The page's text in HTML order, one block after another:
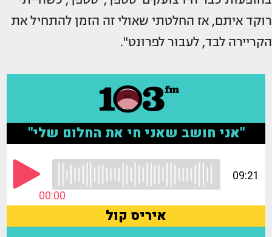
רוקד איתם, אז החלטתי שאולי זה הזמן להתחיל את
הקריירה לבד, לעבור לפרונט".